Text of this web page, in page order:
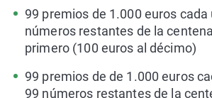
99 premios de 1.000 euros cada
números restantes de la
primero (100 euros al décimo)
99 premios de de 1.000 euros
99 números restantes de la